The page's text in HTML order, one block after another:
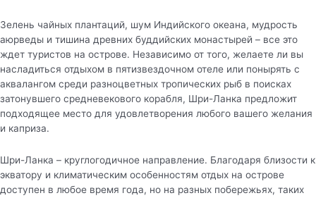
Зелень чайных плантаций, шум Индийского океана, мудрость
аюрведы и тишина древних буддийских монастырей – все это
ждет туристов на острове. Независимо от того, желаете ли вы
насладиться отдыхом в пятизвездочном отеле или понырять с
аквалангом среди разноцветных тропических рыб в поисках
затонувшего средневекового корабля, Шри-Ланка предложит
подходящее место для удовлетворения любого вашего желания
и каприза.
Шри-Ланка – круглогодичное направление. Благодаря близости к
экватору и климатическим особенностям отдых на острове
доступен в любое время года, но на разных побережьях, таких